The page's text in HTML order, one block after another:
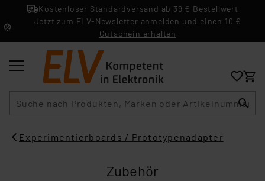
Kostenloser Standardversand ab 39 € Bestellwert
Jetzt zum ELV-Newsletter anmelden und einen 10 €
Gutschein erhalten
Experimentierboards / Prototypenadapter
Zubehör